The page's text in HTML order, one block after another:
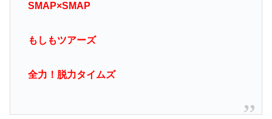
SMAP×SMAP
もしもツアーズ
全力！脱力タイムズ